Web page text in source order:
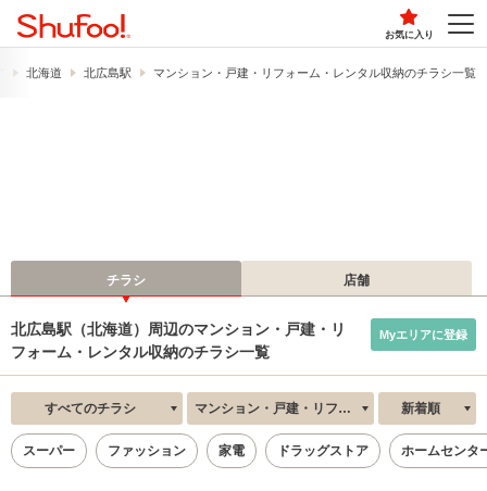
お気に入り
北海道 北広島駅 マンション・戸建・リフォーム・レンタル収納のチラシ一覧
チラシ 店舗
北広島駅（北海道）周辺のマンション・戸建・リ
フォーム・レンタル収納のチラシ一覧
Myエリアに登録
すべてのチラシ マンション・戸建・リフォーム・レンタル収納 新着順
スーパー ファッション 家電 ドラッグストア ホームセンタ